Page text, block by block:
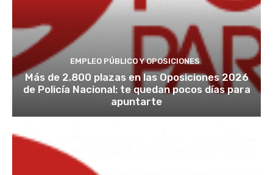
EMPLEO PÚBLICO Y OPOSICIONES
Más de 2.800 plazas en las Oposiciones 2026
de Policía Nacional: te quedan pocos días para
apuntarte